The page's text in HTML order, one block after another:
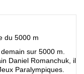
du 5000 m
sur 5000 m.
Daniel Romanchuk, il
Paralympiques.